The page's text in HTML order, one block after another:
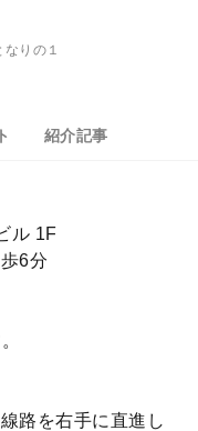
りの１
紹介記事
ル 1F
6分
路を右手に直進し